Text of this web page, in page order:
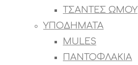
ΤΣΑΝΤΕΣ ΩΜΟΥ
ΥΠΟΔΗΜΑΤΑ
MULES
ΠΑΝΤΟΦΛΑΚΙΑ